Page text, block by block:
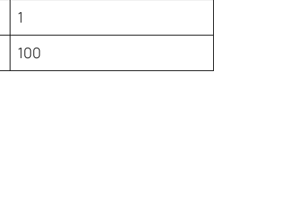
1
100